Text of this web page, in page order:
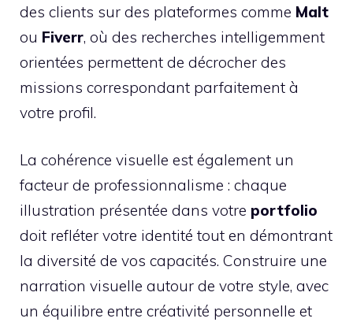
des clients sur des plateformes comme Malt
ou Fiverr, où des recherches intelligemment
orientées permettent de décrocher des
missions correspondant parfaitement à
votre profil.
La cohérence visuelle est également un
facteur de professionnalisme : chaque
illustration présentée dans votre portfolio
doit refléter votre identité tout en démontrant
la diversité de vos capacités. Construire une
narration visuelle autour de votre style, avec
un équilibre entre créativité personnelle et